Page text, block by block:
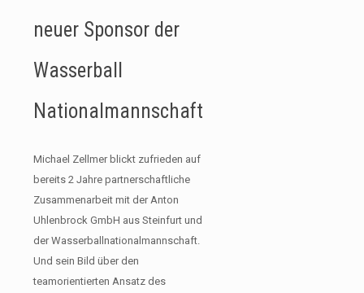
neuer Sponsor der
Wasserball
Nationalmannschaft
Michael Zellmer blickt zufrieden auf
bereits 2 Jahre partnerschaftliche
Zusammenarbeit mit der Anton
Uhlenbrock GmbH aus Steinfurt und
der Wasserballnationalmannschaft.
Und sein Bild über den
teamorientierten Ansatz des